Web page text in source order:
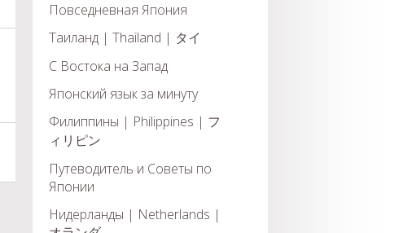
Повседневная Япония
Таиланд | Thailand | タイ
С Востока на Запад
Японский язык за минуту
Филиппины | Philippines | フ
ィリピン
Путеводитель и Советы по
Японии
Нидерланды | Netherlands |